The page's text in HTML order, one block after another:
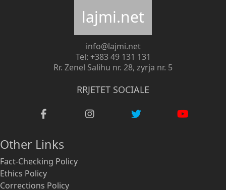
lajmi.net
info@lajmi.net
Tel: +383 49 131 131
Rr. Zenel Salihu nr. 28, zyrja nr. 5
RRJETET SOCIALE
Other Links
Fact-Checking Policy
Ethics Policy
Corrections Policy